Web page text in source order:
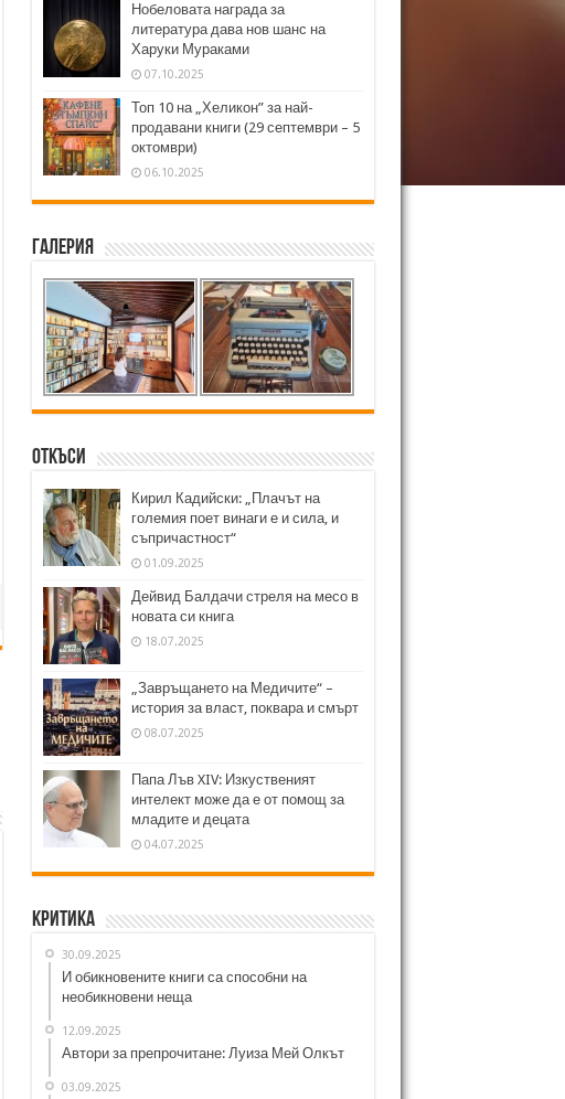
Нобеловата награда за
литература дава нов шанс на
Харуки Мураками
07.10.2025
Топ 10 на „Хеликон” за най-
продавани книги (29 септември – 5
октомври)
06.10.2025
Галерия
Откъси
Кирил Кадийски: „Плачът на
големия поет винаги е и сила, и
съпричастност“
01.09.2025
Дейвид Балдачи стреля на месо в
новата си книга
18.07.2025
„Завръщането на Медичите“ –
история за власт, поквара и смърт
08.07.2025
Папа Лъв XIV: Изкуственият
интелект може да е от помощ за
младите и децата
04.07.2025
Критика
30.09.2025
И обикновените книги са способни на
необикновени неща
12.09.2025
Автори за препрочитане: Луиза Мей Олкът
03.09.2025